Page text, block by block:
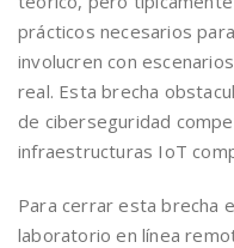
prácticos necesarios
involucren con
real. Esta brecha
de ciberseguridad
infraestructuras IoT
Para cerrar esta brecha
laboratorio en línea